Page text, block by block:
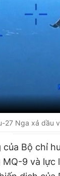
27 Nga xả dầu
Bộ chỉ
MQ-9 và